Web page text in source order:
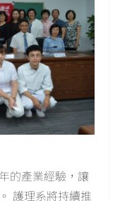
的產業經驗，讓
護理系將持續推